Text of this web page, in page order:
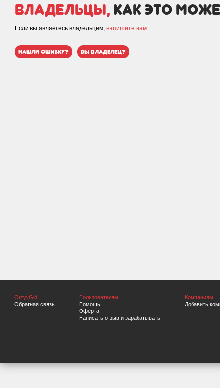
Владельцы, как это
Если вы являетесь владельцем, напишите нам.
нашли ошибку? вы владелец?
OtzyvGid
Обратная связь
Пользователям
Помощь
Оферта
Написать отзыв и зарабатывать
Компаниям
Добавить